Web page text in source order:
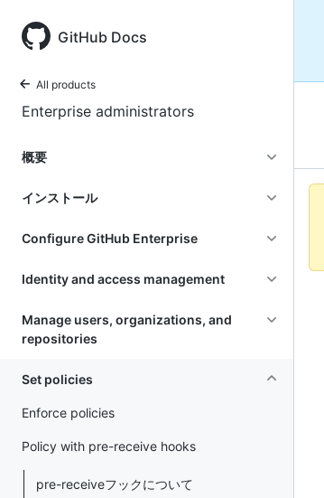
GitHub Docs
All products
Enterprise administrators
概要
インストール
Configure GitHub Enterprise
Identity and access management
Manage users, organizations, and
repositories
Set policies
Enforce policies
Policy with pre-receive hooks
pre-receiveフックについて